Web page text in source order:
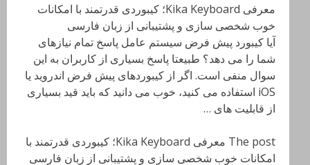
معرفی Kika Keyboard؛ کیبوردی قدرتمند با امکانات
خوب شخصی سازی و پشتیبانی از زبان فارسی
آیا کیبورد پیش فرض سیستم عامل پاسخ تمام نیازهای
شما را می دهد؟ طبیعتا پاسخ بسیاری از کاربران به این
سوال منفی است. اگر از کیبوردهای پیش فرض اندروید یا
iOS استفاده می کنید، خوب می دانید که باید قید بسیاری
از قابلیت های …
The post معرفی Kika Keyboard؛ کیبوردی قدرتمند با
امکانات خوب شخصی سازی و پشتیبانی از زبان فارسی